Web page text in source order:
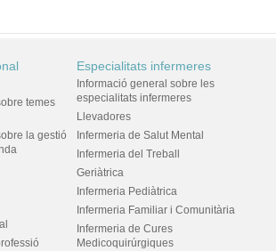
temes
la gestió
Especialitats infermeres
Informació general sobre les
especialitats infermeres
Llevadores
Infermeria de Salut Mental
Infermeria del Treball
Geriàtrica
Infermeria Pediàtrica
Infermeria Familiar i Comunitària
Infermeria de Cures
Medicoquirúrgiques